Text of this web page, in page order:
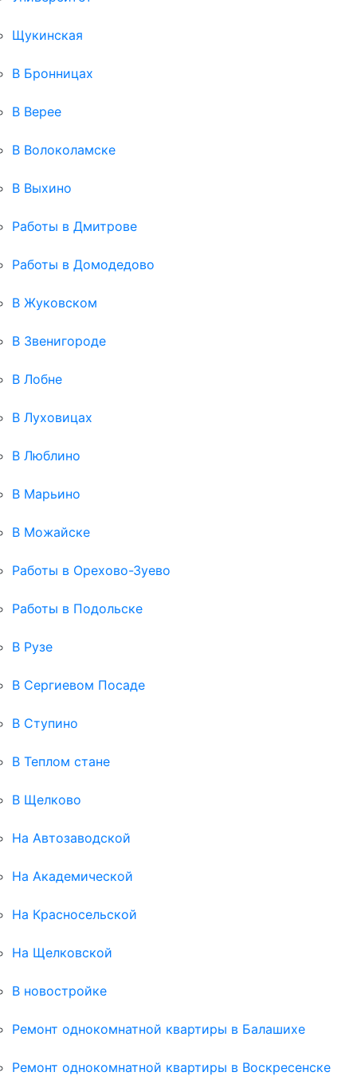
Щукинская
В Бронницах
В Верее
В Волоколамске
В Выхино
Работы в Дмитрове
Работы в Домодедово
В Жуковском
В Звенигороде
В Лобне
В Луховицах
В Люблино
В Марьино
В Можайске
Работы в Орехово-Зуево
Работы в Подольске
В Рузе
В Сергиевом Посаде
В Ступино
В Теплом стане
В Щелково
На Автозаводской
На Академической
На Красносельской
На Щелковской
В новостройке
Ремонт однокомнатной квартиры в Балашихе
Ремонт однокомнатной квартиры в Воскресенске